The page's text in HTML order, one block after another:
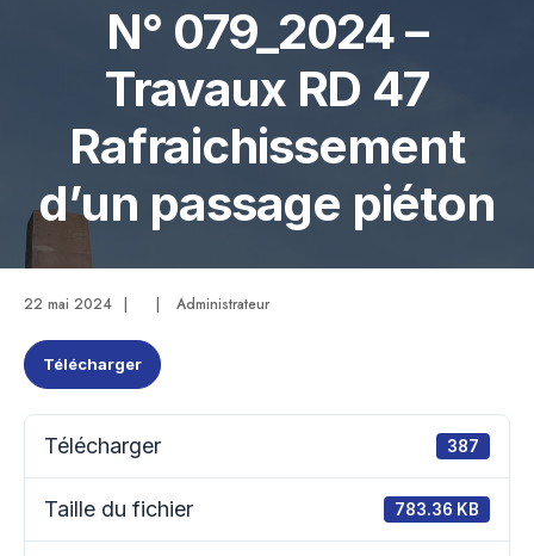
N° 079_2024 –
Travaux RD 47
Rafraichissement
d’un passage piéton
22 mai 2024 | | Administrateur
Télécharger
Télécharger 387
Taille du fichier 783.36 KB